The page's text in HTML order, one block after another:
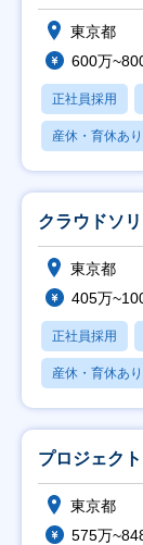
東京都
600万
正社員採用
産休・育休あり
クラウドソ
東京都
405万
正社員採用
産休・育休あり
プロジェク
東京都
575万